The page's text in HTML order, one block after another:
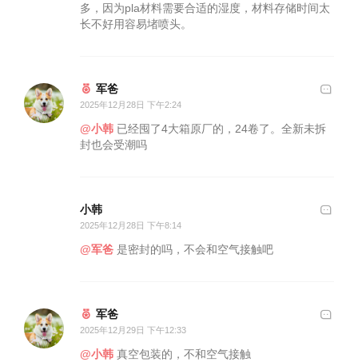
多，因为pla材料需要合适的湿度，材料存储时间太
长不好用容易堵喷头。
军爸
2025年12月28日 下午2:24
@小韩 已经囤了4大箱原厂的，24卷了。全新未拆
封也会受潮吗
小韩
2025年12月28日 下午8:14
@军爸 是密封的吗，不会和空气接触吧
军爸
2025年12月29日 下午12:33
@小韩 真空包装的，不和空气接触